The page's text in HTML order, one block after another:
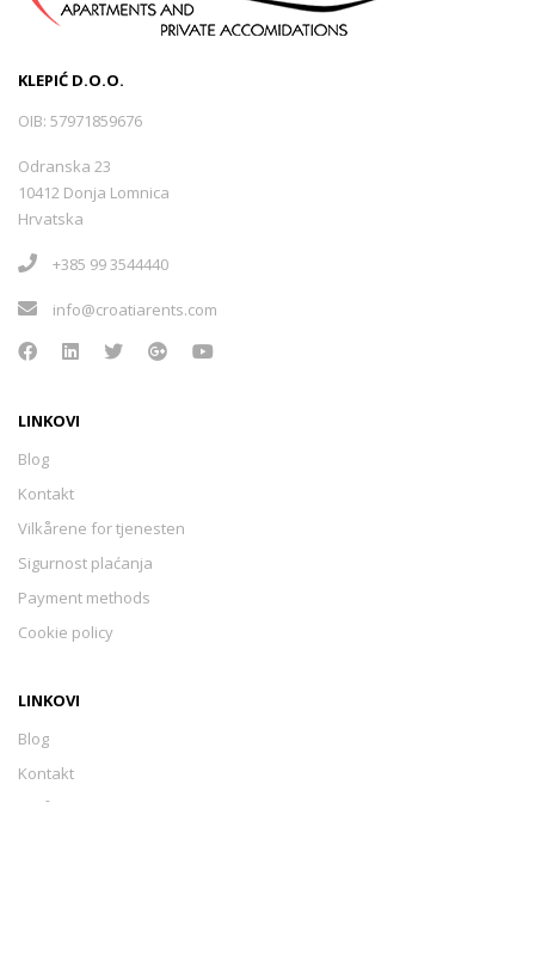
KLEPIĆ D.O.O.
OIB: 57971859676
Odranska 23
10412 Donja Lomnica
Hrvatska
+385 99 3544440
info@croatiarents.com
LINKOVI
Blog
Kontakt
Vilkårene for tjenesten
Sigurnost plaćanja
Payment methods
Cookie policy
LINKOVI
Blog
Kontakt
Vilkårene for tjenesten